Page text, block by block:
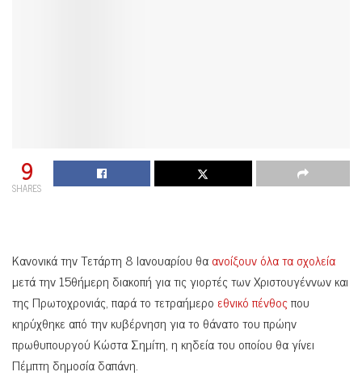
9
SHARES
Κανονικά την Τετάρτη 8 Ιανουαρίου θαανοίξουν όλα τα σχολεία
μετά την 15θήμερη διακοπή για τις γιορτές των Χριστουγέννων και
της Πρωτοχρονιάς, παρά το τετραήμερο εθνικό πένθοςπου
κηρύχθηκε από την κυβέρνηση για το θάνατο του πρώην
πρωθυπουργού Κώστα Σημίτη, η κηδεία του οποίου θα γίνει
Πέμπτη δημοσία δαπάνη.